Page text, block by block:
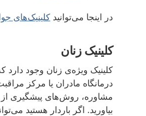
در اینجا می‌توانیدکلینیک‌های
کلینیک زنان
درمانگاه مادران یا مرکز
مشاوره، روش‌های پیشگیری
بیاورید. اگر باردار هستید